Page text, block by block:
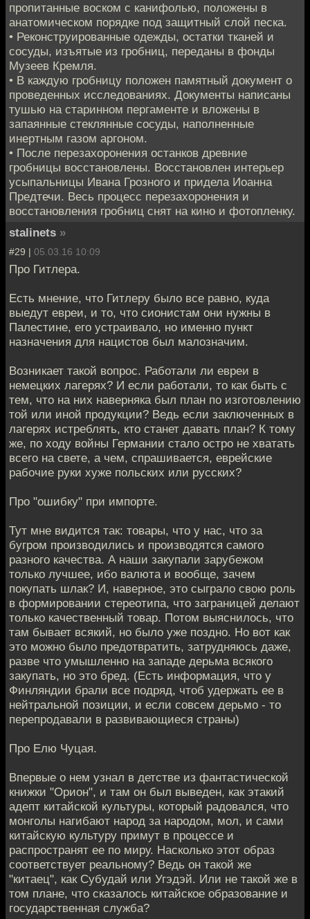
пропитанные воском с канифолью, положены в
анатомическом порядке под защитный слой песка.
• Реконструированные одежды, остатки тканей и
сосуды, изъятые из гробниц, переданы в фонды
Музеев Кремля.
• В каждую гробницу положен памятный документ о
проведенных исследованиях. Документы написаны
тушью на старинном пергаменте и вложены в
запаянные стеклянные сосуды, наполненные
инертным газом аргоном.
• После перезахоронения останков древние
гробницы восстановлены. Восстановлен интерьер
усыпальницы Ивана Грозного и придела Иоанна
Предтечи. Весь процесс перезахоронения и
восстановления гробниц снят на кино и фотопленку.
stalinets »
#29 | 05.03.16 10:09
Про Гитлера.
Есть мнение, что Гитлеру было все равно, куда
выедут евреи, и то, что сионистам они нужны в
Палестине, его устраивало, но именно пункт
назначения для нацистов был малозначим.
Возникает такой вопрос. Работали ли евреи в
немецких лагерях? И если работали, то как быть с
тем, что на них наверняка был план по изготовлению
той или иной продукции? Ведь если заключенных в
лагерях истреблять, кто станет давать план? К тому
же, по ходу войны Германии стало остро не хватать
всего на свете, а чем, спрашивается, еврейские
рабочие руки хуже польских или русских?
Про "ошибку" при импорте.
Тут мне видится так: товары, что у нас, что за
бугром производились и производятся самого
разного качества. А наши закупали зарубежом
только лучшее, ибо валюта и вообще, зачем
покупать шлак? И, наверное, это сыграло свою роль
в формировании стереотипа, что заграницей делают
только качественный товар. Потом выяснилось, что
там бывает всякий, но было уже поздно. Но вот как
это можно было предотвратить, затрудняюсь даже,
разве что умышленно на западе дерьма всякого
закупать, но это бред. (Есть информация, что у
Финляндии брали все подряд, чтоб удержать ее в
нейтральной позиции, и если совсем дерьмо - то
перепродавали в развивающиеся страны)
Про Елю Чуцая.
Впервые о нем узнал в детстве из фантастической
книжки "Орион", и там он был выведен, как этакий
адепт китайской культуры, который радовался, что
монголы нагибают народ за народом, мол, и сами
китайскую культуру примут в процессе и
распространят ее по миру. Насколько этот образ
соответствует реальному? Ведь он такой же
"китаец", как Субудай или Угэдэй. Или не такой же в
том плане, что сказалось китайское образование и
государственная служба?